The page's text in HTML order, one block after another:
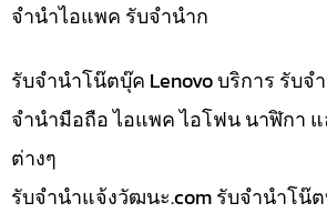
จำนำไอแพค รับจำนำก
รับจำนำโน๊ตบุ๊ค Lenovo บริการ รับจ
จำนำมือถือ ไอแพค ไอโฟน นาฬิกา
ต่างๆ
รับจํานําแจ้งวัฒนะ.com รับจำนำโน๊ต